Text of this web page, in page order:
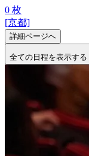
0 枚
[京都]
詳細ページへ
全ての日程を表示する